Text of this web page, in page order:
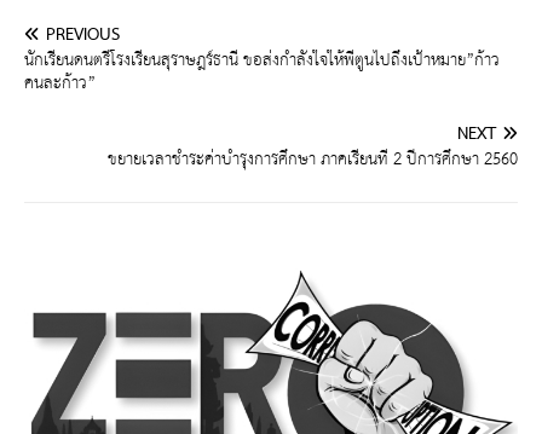
PREVIOUS
นักเรียนดนตรีโรงเรียนสุราษฎร์ธานี ขอส่งกำลังใจให้พี่ตูนไปถึงเป้าหมาย”ก้าว
คนละก้าว”
NEXT
ขยายเวลาชำระค่าบำรุงการศึกษา ภาคเรียนที่ 2 ปีการศึกษา 2560